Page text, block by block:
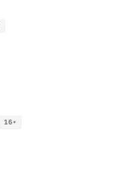
16+